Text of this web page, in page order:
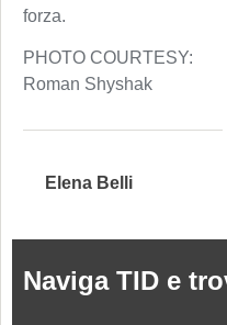
forza.
PHOTO COURTESY:
Roman Shyshak
Elena Belli
Naviga TID e